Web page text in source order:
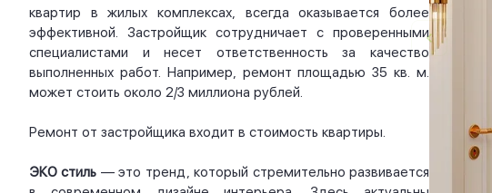
квартир в жилых комплексах, всегда оказывается более
эффективной. Застройщик сотрудничает с проверенными
специалистами и несет ответственность за качество
выполненных работ. Например, ремонт площадью 35 кв. м.
может стоить около 2/3 миллиона рублей.
Ремонт от застройщика входит в стоимость квартиры.
ЭКО стиль — это тренд, который стремительно развивается